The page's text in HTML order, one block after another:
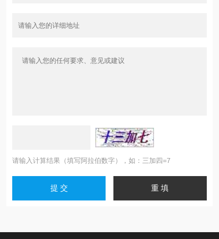
请输入计算结果（填写阿拉伯数字），如：三加四=7